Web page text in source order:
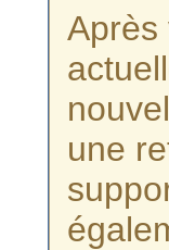
Après
une